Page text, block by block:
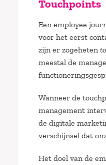
Touchpoints
Een employee
voor het eerst
zijn er zogeheten
meestal de
Wanneer de
management
de digitale
verschijnsel dat
Het doel van de